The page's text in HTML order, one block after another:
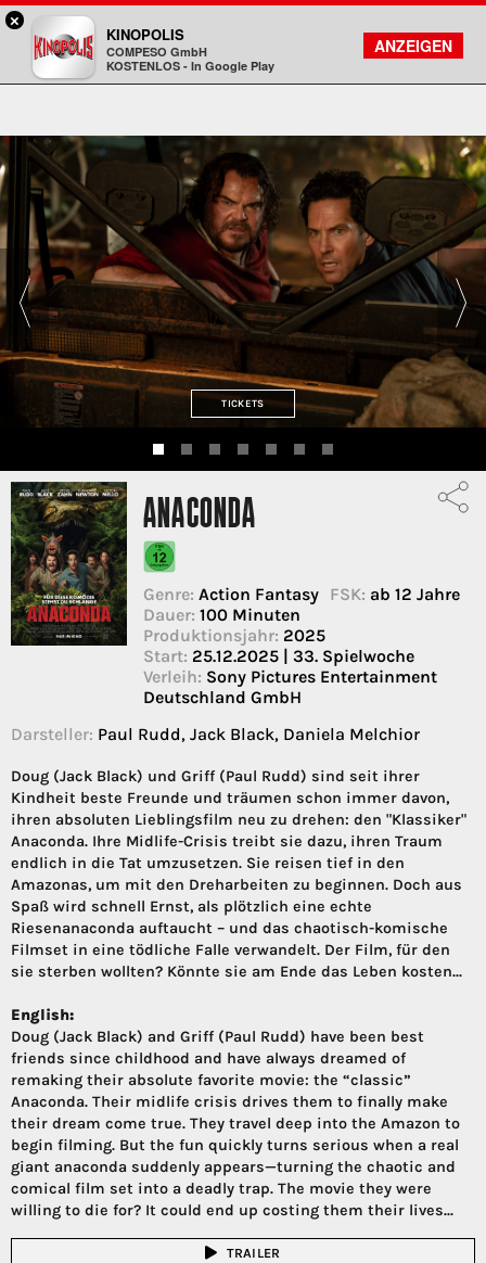
Kinopolis
FILMSUCHE
KONTO
TICKETS
ANACONDA
Genre: Action Fantasy FSK: ab 12 Jahre
Dauer: 100 Minuten
Produktionsjahr: 2025
Start: 25.12.2025 | 33. Spielwoche
Verleih: Sony Pictures Entertainment
Deutschland GmbH
Darsteller: Paul Rudd, Jack Black, Daniela Melchior
Doug (Jack Black) und Griff (Paul Rudd) sind seit ihrer
Kindheit beste Freunde und träumen schon immer davon,
ihren absoluten Lieblingsfilm neu zu drehen: den "Klassiker"
Anaconda. Ihre Midlife-Crisis treibt sie dazu, ihren Traum
endlich in die Tat umzusetzen. Sie reisen tief in den
Amazonas, um mit den Dreharbeiten zu beginnen. Doch aus
Spaß wird schnell Ernst, als plötzlich eine echte
Riesenanaconda auftaucht – und das chaotisch-komische
Filmset in eine tödliche Falle verwandelt. Der Film, für den
sie sterben wollten? Könnte sie am Ende das Leben kosten...
English:
Doug (Jack Black) and Griff (Paul Rudd) have been best
friends since childhood and have always dreamed of
remaking their absolute favorite movie: the “classic”
Anaconda. Their midlife crisis drives them to finally make
their dream come true. They travel deep into the Amazon to
begin filming. But the fun quickly turns serious when a real
giant anaconda suddenly appears—turning the chaotic and
comical film set into a deadly trap. The movie they were
willing to die for? It could end up costing them their lives...
TRAILER
×
KINOPOLIS
COMPESO GmbH
KOSTENLOS - In Google Play
ANZEIGEN